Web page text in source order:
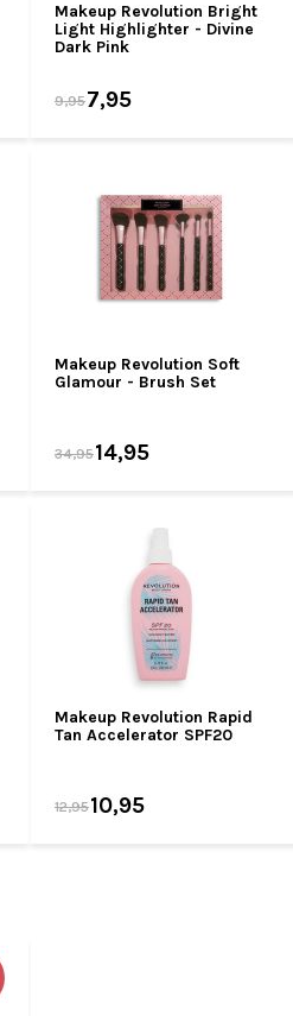
Makeup Revolution Bright
Light Highlighter - Divine
Dark Pink
9,957,95
Makeup Revolution Soft
Glamour - Brush Set
34,9514,95
Makeup Revolution Rapid
Tan Accelerator SPF20
12,9510,95